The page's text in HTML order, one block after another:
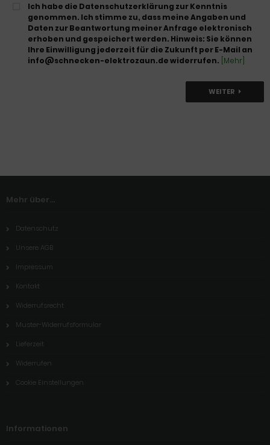
Ich habe die Datenschutzerklärung zur Kenntnis
genommen. Ich stimme zu, dass meine Angaben und
Daten zur Beantwortung meiner Anfrage elektronisch
erhoben und gespeichert werden. Hinweis: Sie können
Ihre Einwilligung jederzeit für die Zukunft per E-Mail an
info@schnecken-elektrozaun.de widerrufen. [Mehr]
WEITER
Mehr über...
Datenschutz
Unsere AGB
Impressum
Kontakt
Widerrufsrecht
Muster-Widerrufsformular
Lieferzeit
Widerrufen
Cookie Einstellungen
Informationen